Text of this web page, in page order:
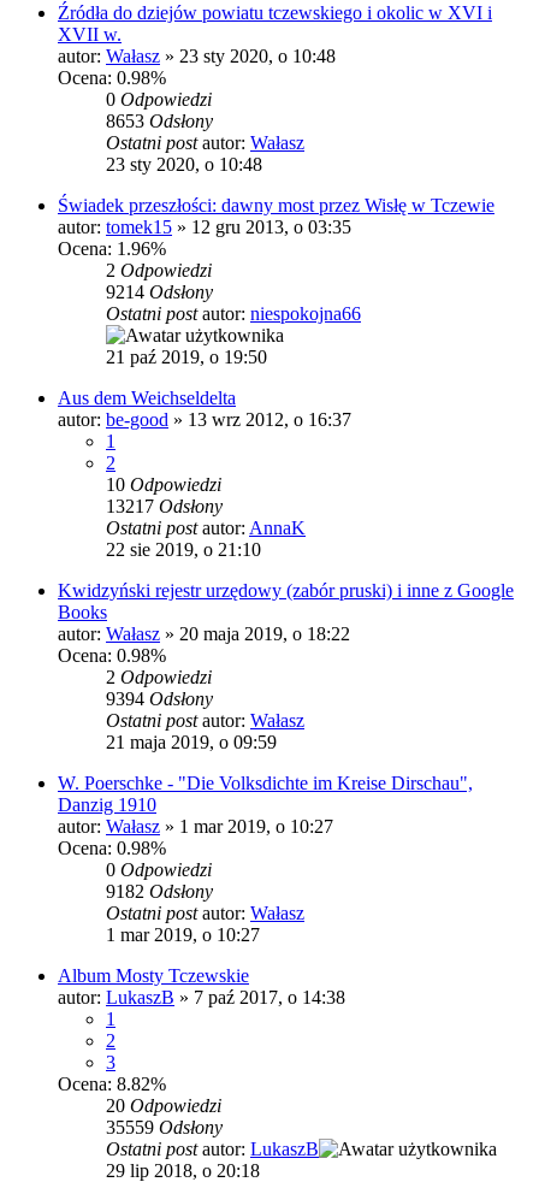
Źródła do dziejów powiatu tczewskiego i okolic w XVI i
XVII w.
autor: Wałasz » 23 sty 2020, o 10:48
Ocena: 0.98%
0 Odpowiedzi
8653 Odsłony
Ostatni postautor: Wałasz
23 sty 2020, o 10:48
Świadek przeszłości: dawny most przez Wisłę w Tczewie
autor: tomek15 » 12 gru 2013, o 03:35
Ocena: 1.96%
2 Odpowiedzi
9214 Odsłony
Ostatni postautor: niespokojna66
21 paź 2019, o 19:50
Aus dem Weichseldelta
autor: be-good » 13 wrz 2012, o 16:37
1
2
10 Odpowiedzi
13217 Odsłony
Ostatni postautor: AnnaK
22 sie 2019, o 21:10
Kwidzyński rejestr urzędowy (zabór pruski) i inne z Google
Books
autor: Wałasz » 20 maja 2019, o 18:22
Ocena: 0.98%
2 Odpowiedzi
9394 Odsłony
Ostatni postautor: Wałasz
21 maja 2019, o 09:59
W. Poerschke - "Die Volksdichte im Kreise Dirschau",
Danzig 1910
autor: Wałasz » 1 mar 2019, o 10:27
Ocena: 0.98%
0 Odpowiedzi
9182 Odsłony
Ostatni postautor: Wałasz
1 mar 2019, o 10:27
Album Mosty Tczewskie
autor: LukaszB » 7 paź 2017, o 14:38
1
2
3
Ocena: 8.82%
20 Odpowiedzi
35559 Odsłony
Ostatni postautor: LukaszB
29 lip 2018, o 20:18